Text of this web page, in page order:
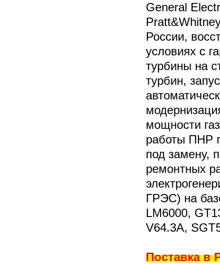
General
России,
условиях с
турбины на
турбин,
мощности
работы ПНР
под замену,
ремонтных
ГРЭС) на
LM6000,
V64.3A,
Поставка в